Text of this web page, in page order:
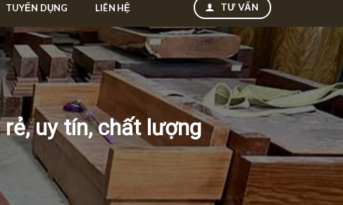
TUYỂN DỤNG LIÊN HỆ TƯ VẤN
uy tín, chất lượng